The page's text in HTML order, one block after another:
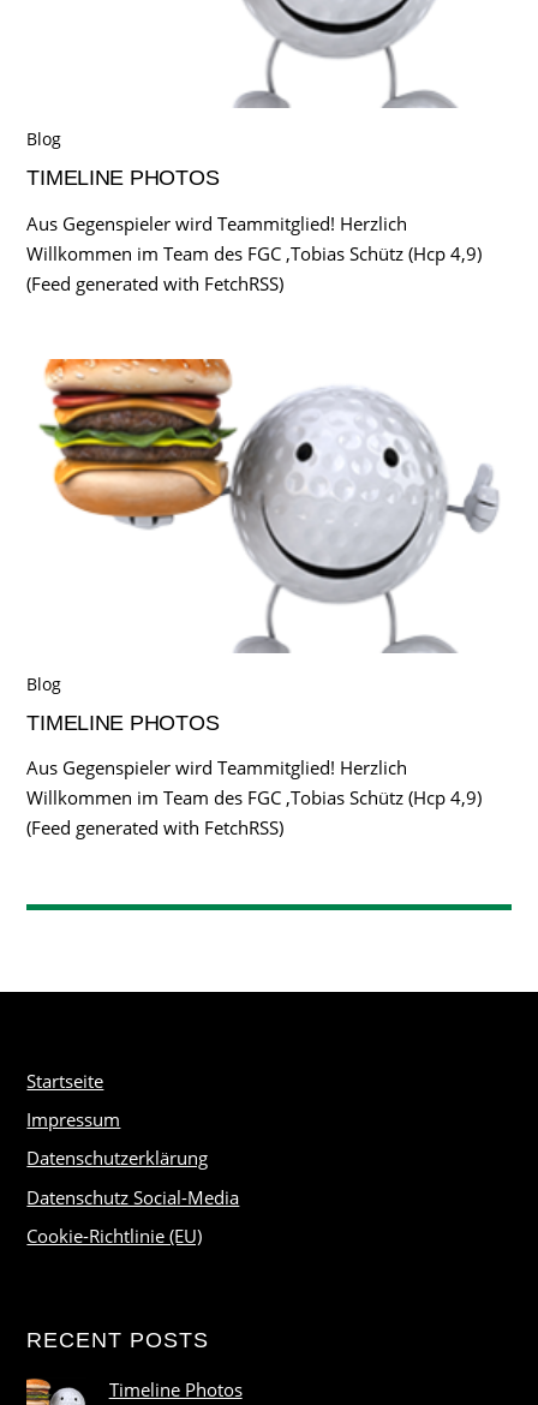
Blog
TIMELINE PHOTOS
Aus Gegenspieler wird Teammitglied! Herzlich
Willkommen im Team des FGC ,Tobias Schütz (Hcp 4,9)
(Feed generated with FetchRSS)
Blog
TIMELINE PHOTOS
Aus Gegenspieler wird Teammitglied! Herzlich
Willkommen im Team des FGC ,Tobias Schütz (Hcp 4,9)
(Feed generated with FetchRSS)
Startseite
Impressum
Datenschutzerklärung
Datenschutz Social-Media
Cookie-Richtlinie (EU)
RECENT POSTS
Timeline Photos